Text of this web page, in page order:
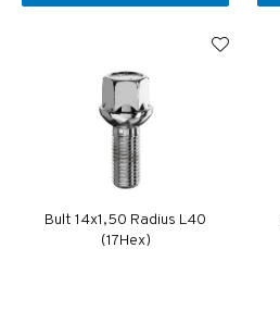
Bult 14x1,50 Radius L40
(17Hex)